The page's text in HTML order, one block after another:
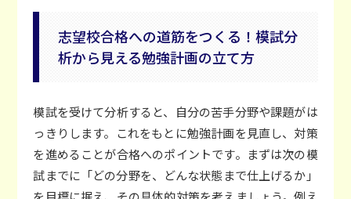
志望校合格への道筋をつくる！模試分
析から見える勉強計画の立て方
模試を受けて分析すると、自分の苦手分野や課題がは
っきりします。これをもとに勉強計画を見直し、対策
を進めることが合格へのポイントです。まずは次の模
試までに「どの分野を、どんな状態まで仕上げるか」